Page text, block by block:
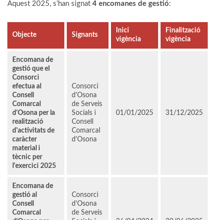
Aquest 2025, s’han signat 4 encomanes de gestió:
Objecte Signants
Inici
vigència
Finalització
vigència
Encomana de
gestió que el
Consorci
efectua al
Consell
Comarcal
d'Osona per la
realització
d'activitats de
caràcter
material i
tècnic per
l'exercici 2025
Consorci
d'Osona
de Serveis
Socials i
Consell
Comarcal
d'Osona
01/01/2025 31/12/2025
Encomana de
gestió al
Consell
Comarcal
Consorci
d'Osona
de Serveis